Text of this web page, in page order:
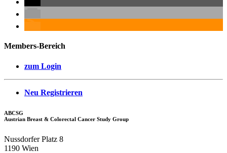
Members-Bereich
zum Login
Neu Registrieren
ABCSG
Austrian Breast & Colorectal Cancer Study Group
Nussdorfer Platz 8
1190 Wien